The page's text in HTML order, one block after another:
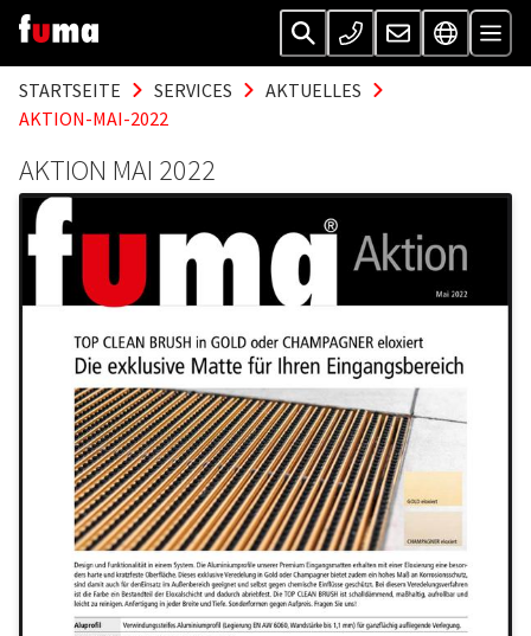
STARTSEITE SERVICES
AKTUELLES
AKTION-MAI-2022
AKTION MAI 2022